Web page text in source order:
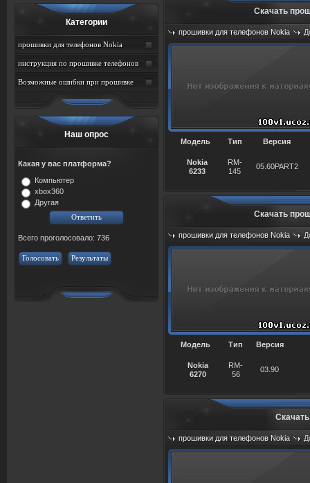
Категории
прошивки для телефонов Nokia
инструкция по прошивке телефонов
Nokia
Возможные ошибки при прошивке
телефонов nokia и способы их
устранения
Наш опрос
Какая у вас платформа?
Компьютер
xbox360
Другая
Всего проголосовало: 736
Голосовать Результаты
Скачать
прошивки для телефонов Nokia
Просмотров: 3308
Модель Тип Версия
Nokia
6233
RM-
145
05.60PART2
Скачать
прошивки для телефонов Nokia
Просмотров: 2239
Модель Тип Версия
Nokia
6270
RM-
56
03.90
прошивки для телефонов Nokia
Просмотров: 689